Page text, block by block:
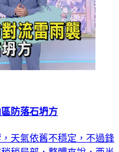
防落石坍方
天氣依舊不穩定，不過鋒